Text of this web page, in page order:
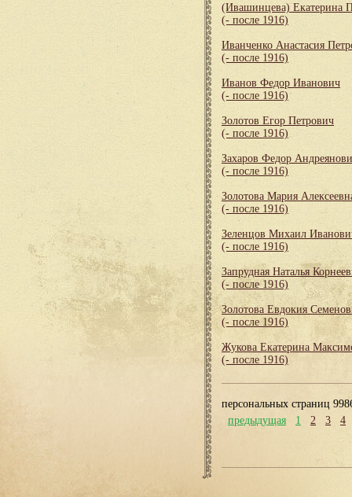
(Ивашинцева) Екатерина
(- после 1916)
Иванченко Анастасия
(- после 1916)
Иванов Федор Иванович
(- после 1916)
Золотов Егор Петрович
(- после 1916)
Захаров Федор
(- после 1916)
Золотова Мария
(- после 1916)
Зеленцов Михаил
(- после 1916)
Запрудная Наталья
(- после 1916)
Золотова Евдокия
(- после 1916)
Жукова Екатерина
(- после 1916)
персональных страниц
предыдущая
1 2 3 4